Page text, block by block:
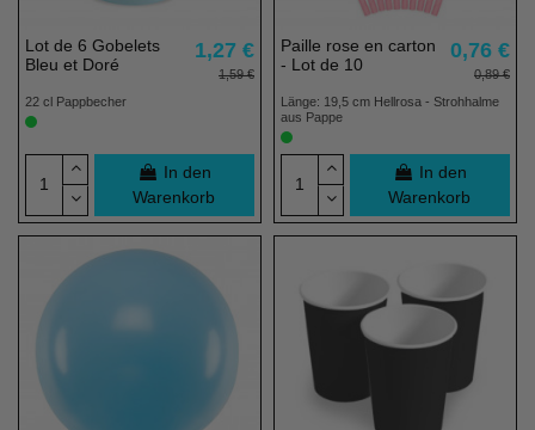
Lot de 6 Gobelets
Bleu et Doré
1,27 €
1,59 €
22 cl Pappbecher
In den
Warenkorb
Paille rose en carton
- Lot de 10
0,76 €
0,89 €
Länge: 19,5 cm Hellrosa - Strohhalme
aus Pappe
In den
Warenkorb